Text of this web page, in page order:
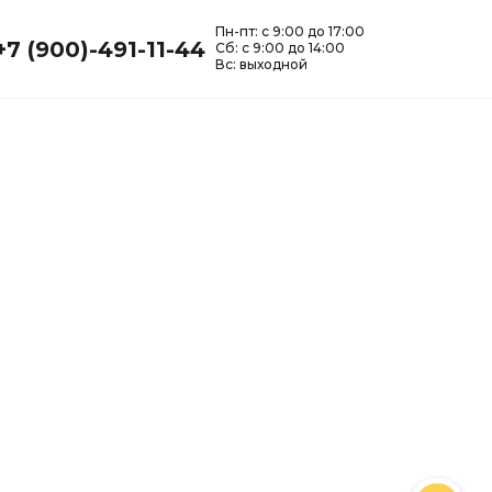
Пн-пт: с 9:00 до 17:00
Сб: с 9:00 до 14:00
Вс: выходной
(900)-491-11-44
без выходных 9:00-21:00
8 800-123-45-
67